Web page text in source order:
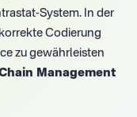
System. In der
Codierung
zu gewährleisten
Management